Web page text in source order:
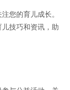
您的育儿成长。
技巧和资讯，助